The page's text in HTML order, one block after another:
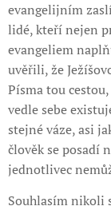
evangelijním
lidé, kteří nejen
evangeliem
uvěřili, že
Písma tou
vedle sebe
stejné váze, asi
člověk se posadí
jednotlivec
Souhlasím nikoli